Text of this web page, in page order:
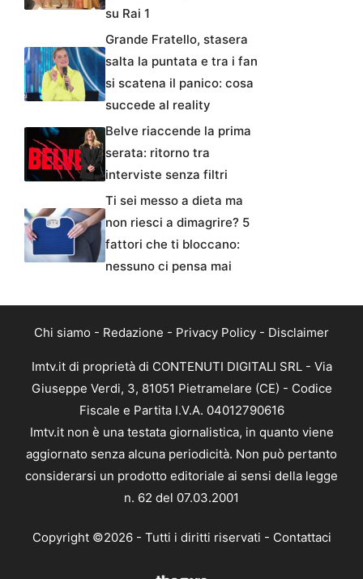
su Rai 1
Grande Fratello, stasera
salta la puntata e tra i fan
si scatena il panico: cosa
succede al reality
Belve riaccende la prima
serata: ritorno tra
interviste senza filtri
Ti sei messo a dieta ma
non riesci a dimagrire? 5
fattori che ti bloccano:
nessuno ci pensa mai
Chi siamo - Redazione - Privacy Policy - Disclaimer
Imtv.it di proprietà di CONTENUTI DIGITALI SRL - Via
Giuseppe Verdi, 3, 81051 Pietramelare (CE) - Codice
Fiscale e Partita I.V.A. 04012790616
Imtv.it non è una testata giornalistica, in quanto viene
aggiornato senza alcuna periodicità. Non può pertanto
considerarsi un prodotto editoriale ai sensi della legge
n. 62 del 07.03.2001
Copyright ©2026 - Tutti i diritti riservati - Contattaci